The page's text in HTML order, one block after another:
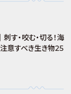
す・咬む・切る！海
意すべき生き物25